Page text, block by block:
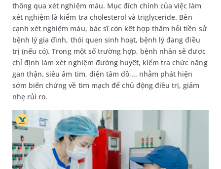
thông qua xét nghiệm máu. Mục đích chính của việc làm
xét nghiệm là kiểm tra cholesterol và triglyceride. Bên
cạnh xét nghiệm máu, bác sĩ còn kết hợp thăm hỏi tiền sử
bệnh lý gia đình, thói quen sinh hoạt, bệnh lý đang điều
trị (nếu có). Trong một số trường hợp, bệnh nhân sẽ được
chỉ định làm xét nghiệm đường huyết, kiểm tra chức năng
gan thận, siêu âm tim, điện tâm đồ,... nhằm phát hiện
sớm biến chứng về tim mạch để chủ động điều trị, giảm
nhẹ rủi ro.